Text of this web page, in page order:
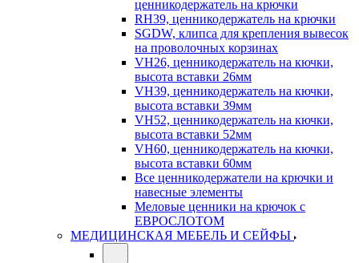
ценникодержатель на крючки
RH39, ценникодержатель на крючки
SGDW, клипса для крепления вывесок
на проволочных корзинах
VH26, ценникодержатель на кючки,
высота вставки 26мм
VH39, ценникодержатель на кючки,
высота вставки 39мм
VH52, ценникодержатель на кючки,
высота вставки 52мм
VH60, ценникодержатель на кючки,
высота вставки 60мм
Все ценникодержатели на крючки и
навесные элементы
Меловые ценники на крючок с
ЕВРОСЛОТОМ
МЕДИЦИНСКАЯ МЕБЕЛЬ И СЕЙФЫ